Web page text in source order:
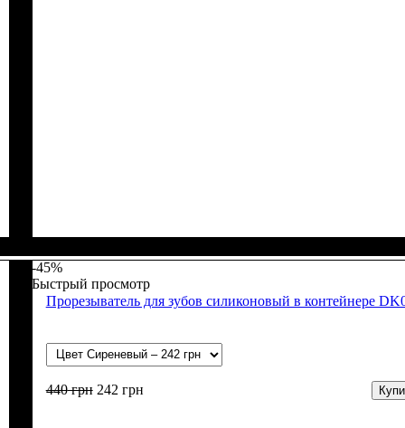
-45%
Быстрый просмотр
Прорезыватель для зубов силиконовый в контейнере
440грн 242 грн